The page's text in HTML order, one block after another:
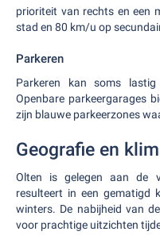
prioriteit van rechts en een
stad en 80 km/u op
Parkeren
Parkeren kan soms
Openbare parkeergarages
zijn blauwe parkeerzones
Geografie en
Olten is gelegen aan de
resulteert in een gematigd
winters. De nabijheid van
voor prachtige uitzichten